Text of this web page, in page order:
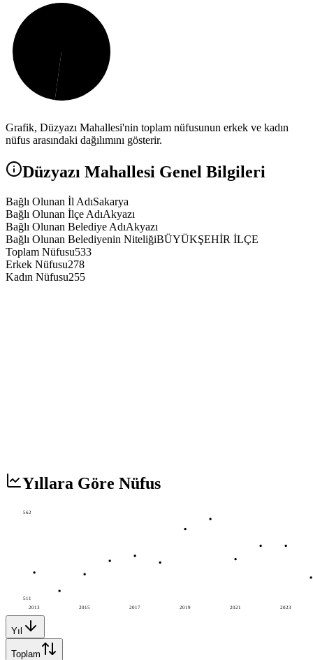
Grafik, Düzyazı Mahallesi'nin toplam nüfusunun erkek ve kadın
nüfus arasındaki dağılımını gösterir.
Düzyazı Mahallesi Genel Bilgileri
Bağlı Olunan İl AdıSakarya
Bağlı Olunan İlçe AdıAkyazı
Bağlı Olunan Belediye AdıAkyazı
Bağlı Olunan Belediyenin NiteliğiBÜYÜKŞEHİR İLÇE
Toplam Nüfusu533
Erkek Nüfusu278
Kadın Nüfusu255
Yıllara Göre Nüfus
2013 2015 2017 2019 2021 2023
562
511
Yıl
Toplam